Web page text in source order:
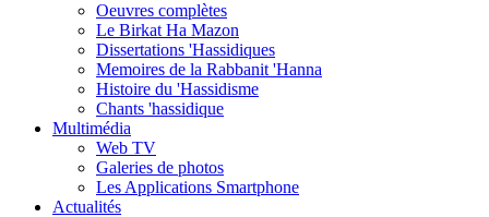
Oeuvres complètes
Le Birkat Ha Mazon
Dissertations 'Hassidiques
Memoires de la Rabbanit 'Hanna
Histoire du 'Hassidisme
Chants 'hassidique
Multimédia
Web TV
Galeries de photos
Les Applications Smartphone
Actualités